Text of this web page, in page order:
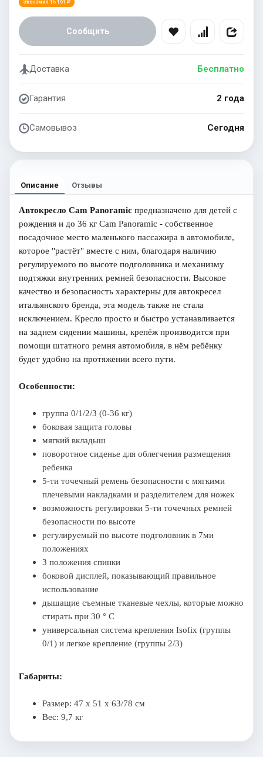
Экономия 15 161 ₽
Сообщить
Доставка Бесплатно
Гарантия 2 года
Самовывоз Сегодня
Описание Отзывы
Автокресло Cam Panoramic предназначено для детей с
рождения и до 36 кг Cam Panoramic - собственное
посадочное место маленького пассажира в автомобиле,
которое "растёт" вместе с ним, благодаря наличию
регулируемого по высоте подголовника и механизму
подтяжки внутренних ремней безопасности. Высокое
качество и безопасность характерны для автокресел
итальянского бренда, эта модель также не стала
исключением. Кресло просто и быстро устанавливается
на заднем сидении машины, крепёж производится при
помощи штатного ремня автомобиля, в нём ребёнку
будет удобно на протяжении всего пути.
Особенности:
группа 0/1/2/3 (0-36 кг)
боковая защита головы
мягкий вкладыш
поворотное сиденье для облегчения размещения
ребенка
5-ти точечный ремень безопасности с мягкими
плечевыми накладками и разделителем для ножек
возможность регулировки 5-ти точечных ремней
безопасности по высоте
регулируемый по высоте подголовник в 7ми
положениях
3 положения спинки
боковой дисплей, показывающий правильное
использование
дышащие съемные тканевые чехлы, которые можно
стирать при 30 ° C
универсальная система крепления Isofix (группы
0/1) и легкое крепление (группы 2/3)
Габариты:
Размер: 47 х 51 х 63/78 см
Вес: 9,7 кг